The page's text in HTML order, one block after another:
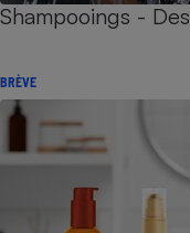
Shampooings -
BRÈVE